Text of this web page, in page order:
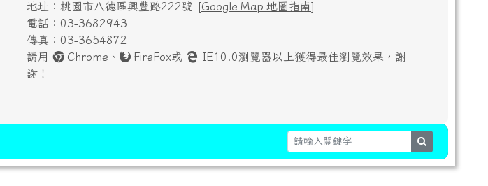
地址：桃園市八德區興豐路222號 [Google Map 地圖指南]
電話：03-3682943
傳真：03-3654872
請用
Chrome 、 FireFox或
IE10.0瀏覽器以上獲得最佳瀏覽效果，謝
謝！